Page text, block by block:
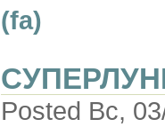
(fa)
Posted Вс,